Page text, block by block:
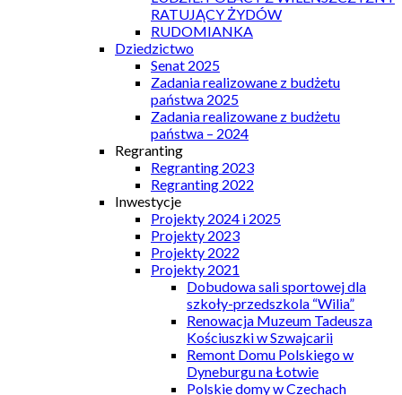
RATUJĄCY ŻYDÓW
RUDOMIANKA
Dziedzictwo
Senat 2025
Zadania realizowane z budżetu
państwa 2025
Zadania realizowane z budżetu
państwa – 2024
Regranting
Regranting 2023
Regranting 2022
Inwestycje
Projekty 2024 i 2025
Projekty 2023
Projekty 2022
Projekty 2021
Dobudowa sali sportowej dla
szkoły-przedszkola “Wilia”
Renowacja Muzeum Tadeusza
Kościuszki w Szwajcarii
Remont Domu Polskiego w
Dyneburgu na Łotwie
Polskie domy w Czechach